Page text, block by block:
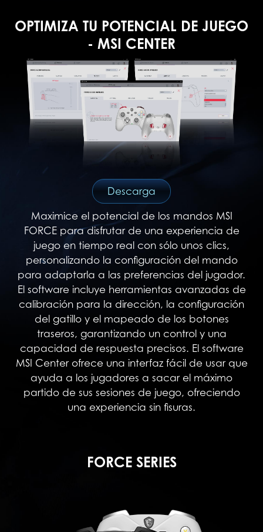
OPTIMIZA TU POTENCIAL DE JUEGO
- MSI CENTER
Descarga
Maximice el potencial de los mandos MSI
FORCE para disfrutar de una experiencia de
juego en tiempo real con sólo unos clics,
personalizando la configuración del mando
para adaptarla a las preferencias del jugador.
El software incluye herramientas avanzadas de
calibración para la dirección, la configuración
del gatillo y el mapeado de los botones
traseros, garantizando un control y una
capacidad de respuesta precisos. El software
MSI Center ofrece una interfaz fácil de usar que
ayuda a los jugadores a sacar el máximo
partido de sus sesiones de juego, ofreciendo
una experiencia sin fisuras.
FORCE SERIES